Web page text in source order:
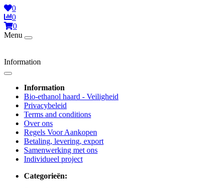
0
0
0
Menu
Information
Information
Bio-ethanol haard - Veiligheid
Privacybeleid
Terms and conditions
Over ons
Regels Voor Aankopen
Betaling, levering, export
Samenwerking met ons
Individueel project
Categorieën: